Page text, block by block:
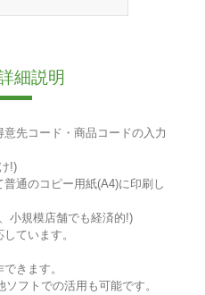
細説明
先コード・商品コードの入力
!)
通のコピー用紙(A4)に印刷し
小規模店舗でも経済的!)
ています。
きます。
フトでの活用も可能です。